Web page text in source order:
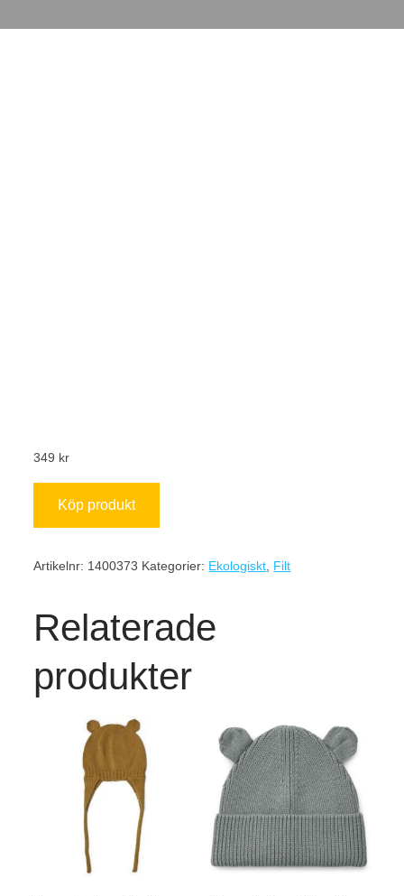
349 kr
Köp produkt
Artikelnr: 1400373 Kategorier: Ekologiskt Filt
Relaterade
produkter